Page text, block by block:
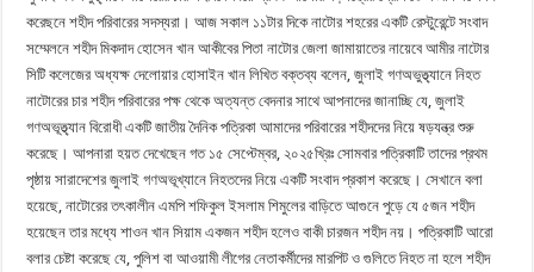
করেছনে শহীদ পরিবারের সদস্যরা। আজ সকাল ১১টার দিকে নাটোর শহরের একটি রেস্টুরেন্টে সংবাদ
সম্মেলনে শহীদ মিকদাদ হোসেন খান আকীবের পিতা নাটোর জেলা জামায়াতের নায়েবে আমীর নাটোর
সিটি কলেজের অধ্যক্ষ দেলোয়ার হোসাইন খান লিখিত বক্তব্য বলেন, জুলাই গণঅভুত্থ্যানে নিহত
নাটোরের চার শহীদ পরিবারের পক্ষ থেকে অত্যন্ত বেদনার সাথে আপনাদের জানাচ্ছি যে, জুলাই
গণঅভূত্থ্যান বিরোধী একটি জাতীয় দৈনিক পত্রিকা আমাদের পরিবারের শহীদদের নিয়ে ষড়যন্ত্র শুরু
করেছে। আপনারা হয়ত দেখেছেন গত ১৫ সেপ্টেম্বর, ২০২৫খ্রিঃ সোমবার পত্রিকাটি তাদের প্রথম
পৃষ্ঠায় সারাদেশের জুলাই গণঅভূখ্যানে নিহতদের নিয়ে একটি সংবাদ প্রকাশ করেছে। সেখানে বলা
হয়েছে, নাটোরের তৎকালীন এমপি শফিকুল ইসলাম শিমুলের বাড়িতে আগুনে পুড়ে যে ৫জন শহীদ
হয়েছেন তার মধ্যে শাওন খান সিয়াম একজন শহীদ হলেও বাকী চারজন শহীদ নয়। পত্রিকাটি আরো
বলার চেষ্টা করেছে যে, পুলিশ বা আওয়ামী লীগের নেতাকর্মীদের মারপিট ও গুলিতে নিহত না হলে শহীদ